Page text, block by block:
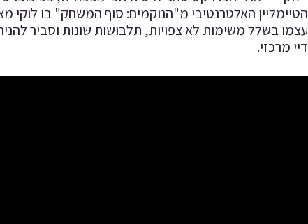
הטיימליין האלטרנטיבי מ"הנוקמים: סוף המשחק" בו
עצמו בשלל משימות לא צפויות, תלבושות שונות וסביר
דיי מרכזי.